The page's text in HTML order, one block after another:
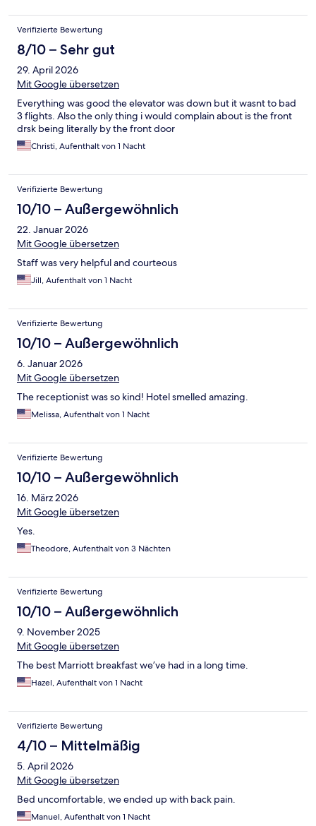
Verifizierte Bewertung
8/10 – Sehr gut
29. April 2026
Mit Google übersetzen
Everything was good the elevator was down but it wasnt to bad
3 flights. Also the only thing i would complain about is the front
drsk being literally by the front door
Christi, Aufenthalt von 1 Nacht
Verifizierte Bewertung
10/10 – Außergewöhnlich
22. Januar 2026
Mit Google übersetzen
Staff was very helpful and courteous
Jill, Aufenthalt von 1 Nacht
Verifizierte Bewertung
10/10 – Außergewöhnlich
6. Januar 2026
Mit Google übersetzen
The receptionist was so kind! Hotel smelled amazing.
Melissa, Aufenthalt von 1 Nacht
Verifizierte Bewertung
10/10 – Außergewöhnlich
16. März 2026
Mit Google übersetzen
Yes.
Theodore, Aufenthalt von 3 Nächten
Verifizierte Bewertung
10/10 – Außergewöhnlich
9. November 2025
Mit Google übersetzen
The best Marriott breakfast we’ve had in a long time.
Hazel, Aufenthalt von 1 Nacht
Verifizierte Bewertung
4/10 – Mittelmäßig
5. April 2026
Mit Google übersetzen
Bed uncomfortable, we ended up with back pain.
Manuel, Aufenthalt von 1 Nacht